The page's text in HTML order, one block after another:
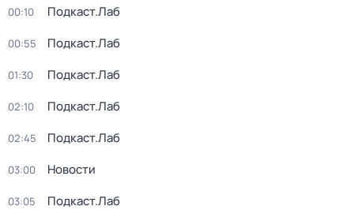
00:10 Подкаст.Лаб
00:55 Подкаст.Лаб
01:30 Подкаст.Лаб
02:10 Подкаст.Лаб
02:45 Подкаст.Лаб
03:00 Новости
03:05 Подкаст.Лаб